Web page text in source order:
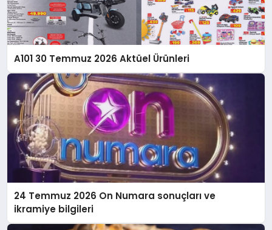
A101 30 Temmuz 2026 Aktüel Ürünleri
24 Temmuz 2026 On Numara sonuçları ve
ikramiye bilgileri